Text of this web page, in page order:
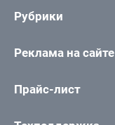
Рубрики
Реклама на сайте
Прайс-лист